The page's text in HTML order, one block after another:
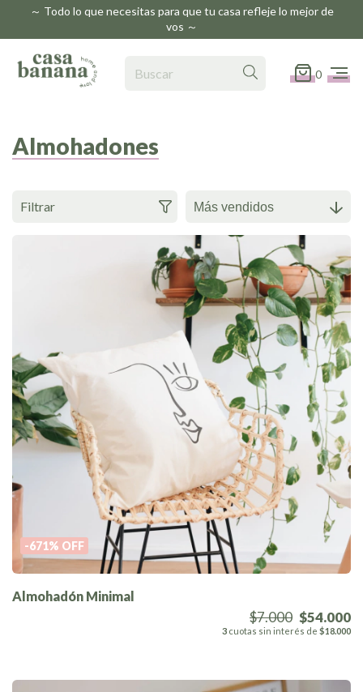
～ Todo lo que necesitas para que tu casa refleje lo mejor de
vos ～
0
Almohadones
Filtrar
-671% OFF
Almohadón Minimal
$7.000 $54.000
3 cuotas sin interés de $18.000